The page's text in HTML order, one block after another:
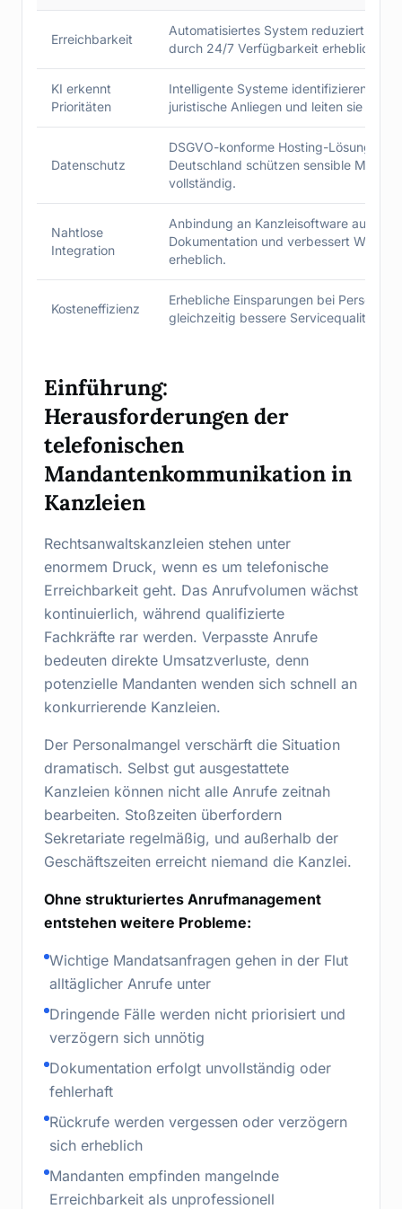
Erreichbarkeit
Automatisiertes System reduziert
durch 24/7 Verfügbarkeit erheblich.
KI erkennt
Prioritäten
Intelligente Systeme identifizieren
juristische Anliegen und leiten sie
Datenschutz
DSGVO-konforme Hosting-Lösungen in
Deutschland schützen sensible
vollständig.
Nahtlose
Integration
Anbindung an Kanzleisoftware
Dokumentation und verbessert
erheblich.
Kosteneffizienz
Erhebliche Einsparungen bei
gleichzeitig bessere Servicequalität
Einführung:
Herausforderungen der
telefonischen
Mandantenkommunikation in
Kanzleien
Rechtsanwaltskanzleien stehen unter
enormem Druck, wenn es um telefonische
Erreichbarkeit geht. Das Anrufvolumen wächst
kontinuierlich, während qualifizierte
Fachkräfte rar werden. Verpasste Anrufe
bedeuten direkte Umsatzverluste, denn
potenzielle Mandanten wenden sich schnell an
konkurrierende Kanzleien.
Der Personalmangel verschärft die Situation
dramatisch. Selbst gut ausgestattete
Kanzleien können nicht alle Anrufe zeitnah
bearbeiten. Stoßzeiten überfordern
Sekretariate regelmäßig, und außerhalb der
Geschäftszeiten erreicht niemand die Kanzlei.
Ohne strukturiertes Anrufmanagement
entstehen weitere Probleme:
Wichtige Mandatsanfragen gehen in der Flut
alltäglicher Anrufe unter
Dringende Fälle werden nicht priorisiert und
verzögern sich unnötig
Dokumentation erfolgt unvollständig oder
fehlerhaft
Rückrufe werden vergessen oder verzögern
sich erheblich
Mandanten empfinden mangelnde
Erreichbarkeit als unprofessionell